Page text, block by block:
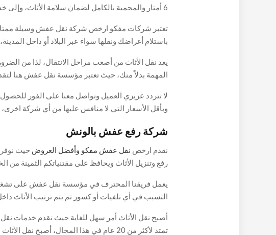
6 أمتار والمحمية بالكامل لضمان سلامة الأثاث، وإلى
في الاتصال بنا ولا تقلق بشأن عملية النقل.
تعتبر شركات مفكو ارخص شركة نقل عفش وسيلة
باستلام أغراضك ونقلها سواء عبر البلاد أو داخل
خدمات التوصيل والتركيب للأثاث المنزلي.
يعد نقل الأثاث من أصعب مراحل الانتقال، لذا من
المهمة بدلاً منك، حيث تعتبر مؤسسة نقل عفش هنا
لا تتردد عزيزي العميل وتواصل معنا على الفور
وبأقل الأسعار التي لا منافس عليها من أي شركة
الرائعة باقل الامكانيات.
شركة رفع عفش بالونش
نقدم ارخص نقل عفش مفكو وأفضل العروض حيث نوفر
رفع وتنزيل الأثاث ويحافظ على مقتنياتكم الثمينة من
في الانتقال منه أو إليه مما يتيح تنزيل الأغراض بكل
يعمل فريقنا المحترف في مؤسسة نقل عفش على
التسبب في أي تلفيات أو كسور ثم يتم ترتيب الأثاث
عملية النقل.
أصبح نقل الأثاث أمر سهل للغاية حيث نقدم خدمات نقل
تمتد لأكثر من 20 عام في هذا المجال، أصبح